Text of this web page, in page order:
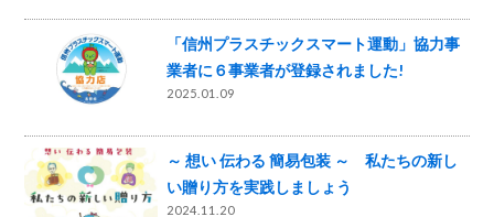
「信州プラスチックスマート運動」協力事
業者に６事業者が登録されました!
2025.01.09
～ 想い 伝わる 簡易包装 ～ 私たちの新し
い贈り方を実践しましょう
2024.11.20